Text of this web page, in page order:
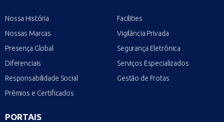
Nossa História
Nossas Marcas
Presença Global
Diferenciais
Responsabilidade Social
Prêmios e Certificados
PORTAIS
Facilities
Vigilância Privada
Segurança Eletrônica
Serviços Especializados
Gestão de Frotas